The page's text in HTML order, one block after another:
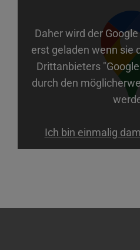
Daher wird der
erst geladen wenn sie
Drittanbieters
durch den
Ich bin einmalig
Anbieter
wetter2.com
Zweck
Cookie Name
von Google
Cookie Laufzeit